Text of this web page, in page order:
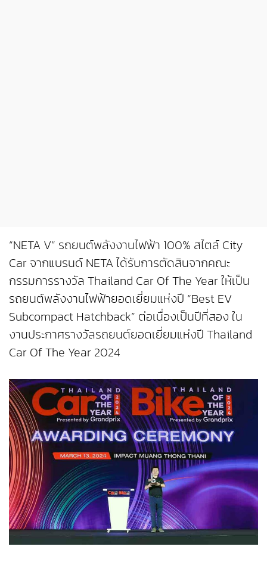
“NETA V” รถยนต์พลังงานไฟฟ้า 100% สไตล์ City
Car จากแบรนด์ NETA ได้รับการตัดสินจากคณะ
กรรมการรางวัล Thailand Car Of The Year ให้เป็น
รถยนต์พลังงานไฟฟ้ายอดเยี่ยมแห่งปี “Best EV
Subcompact Hatchback” ต่อเนื่องเป็นปีที่สอง ใน
งานประกาศรางวัลรถยนต์ยอดเยี่ยมแห่งปี Thailand
Car Of The Year 2024